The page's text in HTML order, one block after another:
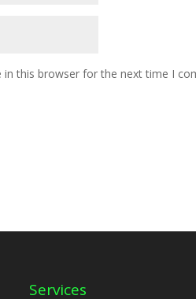
in this browser for the next time I
Services